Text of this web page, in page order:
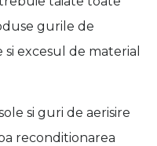
gurile de
excesul de material
si guri de aerisire
reconditionarea